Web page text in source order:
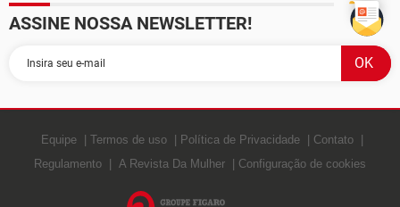
ASSINE NOSSA NEWSLETTER!
Equipe Termos de uso Política de Privacidade
Contato
Regulamento
A Revista Da Mulher Configuração de cookies